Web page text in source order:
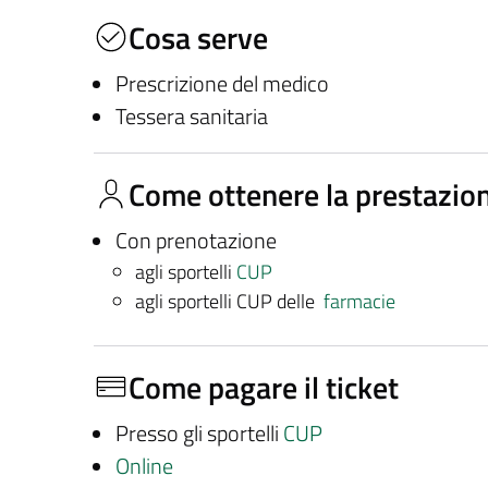
Cosa serve
Prescrizione del medico
Tessera sanitaria
Come ottenere la
Con prenotazione
agli sportelli CUP
agli sportelli CUP delle farmacie
Come pagare il ticket
Presso gli sportelli CUP
Online